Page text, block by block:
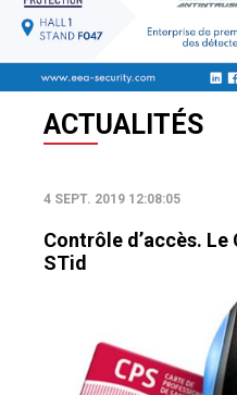
ACTUALITÉS
4 SEPT. 2019 12:08:05
Contrôle d’accès.
STid